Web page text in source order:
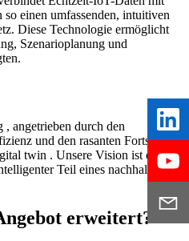
einen umfassenden, intuitiven
Diese Technologie ermöglicht
Szenarioplanung und
angetrieben durch den
und den rasanten Fortschritt
twin . Unsere Vision ist eine
Teil eines nachhaltigen
erweitert?